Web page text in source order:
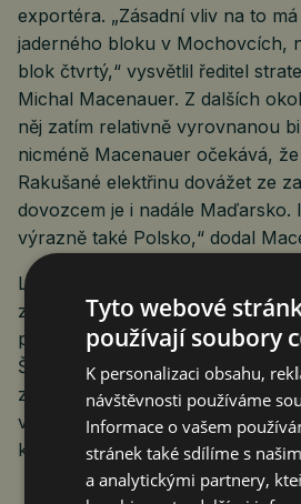
exportéra. „Zásadní vliv na to
jaderného bloku v Mochovcích,
blok čtvrtý,“ vysvětlil ředitel
Michal Macenauer. Z dalších
něj zatím relativně vyrovnanou
nicméně Macenauer očekává,
Rakušané elektřinu dovážet ze
dovozcem je i nadále Maďarsko.
výrazně také Polsko,“ dodal
Letos největším exportérem
zemí EU Francie s 31 TWh, která
problémy s údržbou jaderných
Švédsko s 21 TWh, které má
založenou na jádru a vodní
vyvážené elektřiny z těchto zemí
která dovezla 36 TWh.
Tyto webové
používají soubory
K personalizaci obsahu,
návštěvnosti používáme
Informace o vašem
stránek také sdílíme s
a analytickými partnery,